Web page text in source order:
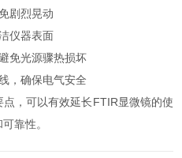
剧烈晃动
仪器表面
免光源骤热损坏
确保电气安全
，可以有效延长FTIR显微镜的使
靠性。